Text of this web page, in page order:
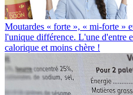
Moutardes « forte », « mi-forte »
l'unique différence. L'une d'entre
calorique et moins chère !